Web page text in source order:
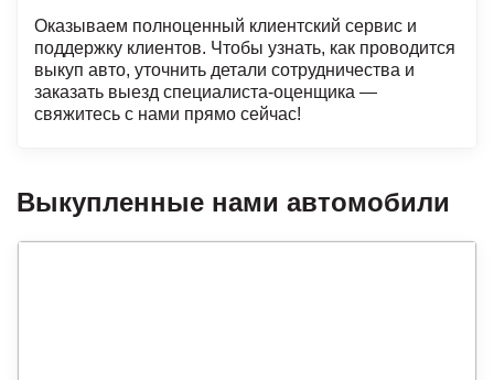
Оказываем полноценный клиентский сервис и
поддержку клиентов. Чтобы узнать, как проводится
выкуп авто, уточнить детали сотрудничества и
заказать выезд специалиста-оценщика —
свяжитесь с нами прямо сейчас!
Выкупленные нами автомобили